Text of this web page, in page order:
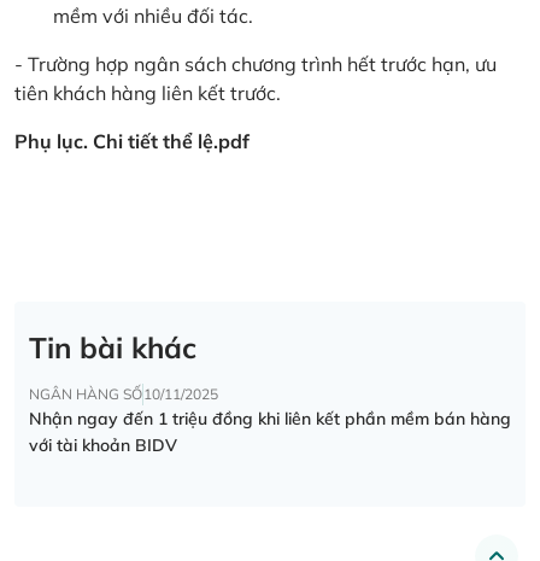
mềm với nhiều đối tác.
- Trường hợp ngân sách chương trình hết trước hạn, ưu
tiên khách hàng liên kết trước.
Phụ lục. Chi tiết thể lệ.pdf
Tin bài khác
NGÂN HÀNG SỐ10/11/2025
Nhận ngay đến 1 triệu đồng khi liên kết phần mềm bán hàng
với tài khoản BIDV